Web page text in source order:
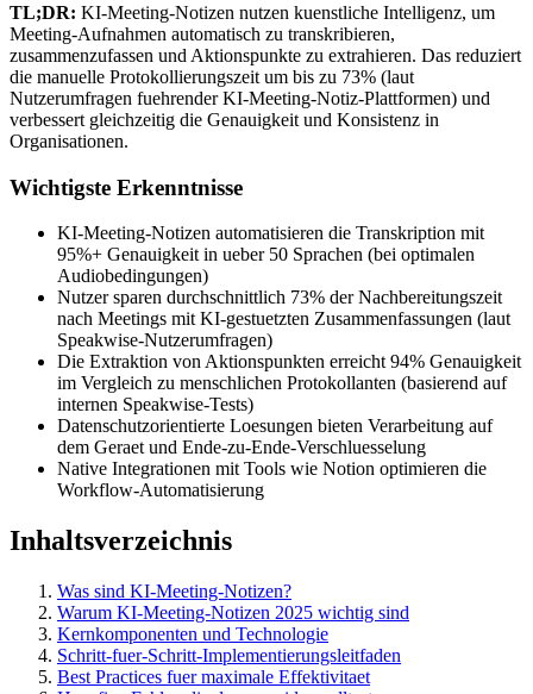
TL;DR: KI-Meeting-Notizen nutzen kuenstliche Intelligenz, um
Meeting-Aufnahmen automatisch zu transkribieren,
zusammenzufassen und Aktionspunkte zu extrahieren. Das reduziert
die manuelle Protokollierungszeit um bis zu 73% (laut
Nutzerumfragen fuehrender KI-Meeting-Notiz-Plattformen) und
verbessert gleichzeitig die Genauigkeit und Konsistenz in
Organisationen.
Wichtigste Erkenntnisse
KI-Meeting-Notizen automatisieren die Transkription mit
95%+ Genauigkeit in ueber 50 Sprachen (bei optimalen
Audiobedingungen)
Nutzer sparen durchschnittlich 73% der Nachbereitungszeit
nach Meetings mit KI-gestuetzten Zusammenfassungen (laut
Speakwise-Nutzerumfragen)
Die Extraktion von Aktionspunkten erreicht 94% Genauigkeit
im Vergleich zu menschlichen Protokollanten (basierend auf
internen Speakwise-Tests)
Datenschutzorientierte Loesungen bieten Verarbeitung auf
dem Geraet und Ende-zu-Ende-Verschluesselung
Native Integrationen mit Tools wie Notion optimieren die
Workflow-Automatisierung
Inhaltsverzeichnis
Was sind KI-Meeting-Notizen?
Warum KI-Meeting-Notizen 2025 wichtig sind
Kernkomponenten und Technologie
Schritt-fuer-Schritt-Implementierungsleitfaden
Best Practices fuer maximale Effektivitaet